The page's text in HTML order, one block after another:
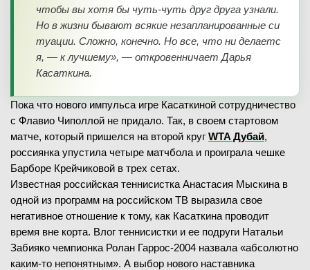
чтобы вы хотя бы чуть-чуть друг друга узнали.
Но в жизни бывают всякие незапланированные си
туации. Сложно, конечно. Но все, что ни делаетс
я, — к лучшему», — откровенничает Дарья
Касаткина.
Пока что нового импульса игре Касаткиной сотрудничество
с Флавио Чиполлой не придало. Так, в своем стартовом
матче, который пришелся на второй круг WTA Дубай,
россиянка упустила четыре матчбола и проиграла чешке
Барборе Крейчиковой в трех сетах.
Известная российская теннисистка Анастасия Мыскина в
одной из программ на российском ТВ выразила свое
негативное отношение к тому, как Касаткина проводит
время вне корта. Влог теннисистки и ее подруги Натальи
Забияко чемпионка Ролан Гаррос-2004 назвала «абсолютно
каким-то непонятным». А выбор нового наставника